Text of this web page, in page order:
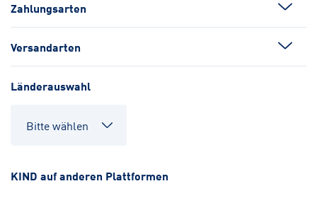
Zahlungsarten
Versandarten
Länderauswahl
KIND auf anderen Plattformen